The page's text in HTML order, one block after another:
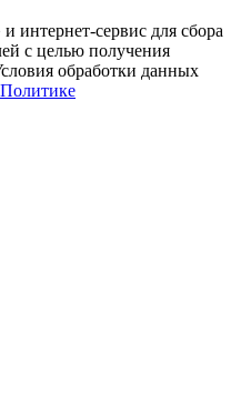
интернет-сервис для сбора
с целью получения
обработки данных